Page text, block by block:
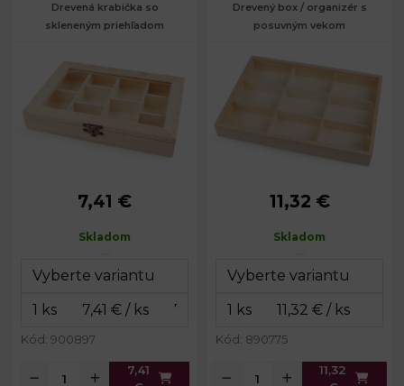
Drevená krabička so
skleneným priehľadom
Rozmery:
15 x 20,5 cm
7,41 €
Skladom
Kód: 900897
7,41
Drevený box / organizér s
posuvným vekom
Rozmery:
21 x 29,7 cm
11,32 €
Skladom
Kód: 890775
11,32